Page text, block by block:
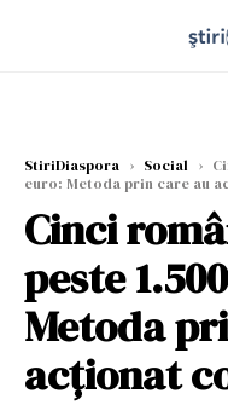
StiriDiaspora › Social ›
euro: Metoda prin care au
Cinci
peste
Metoda
acționat